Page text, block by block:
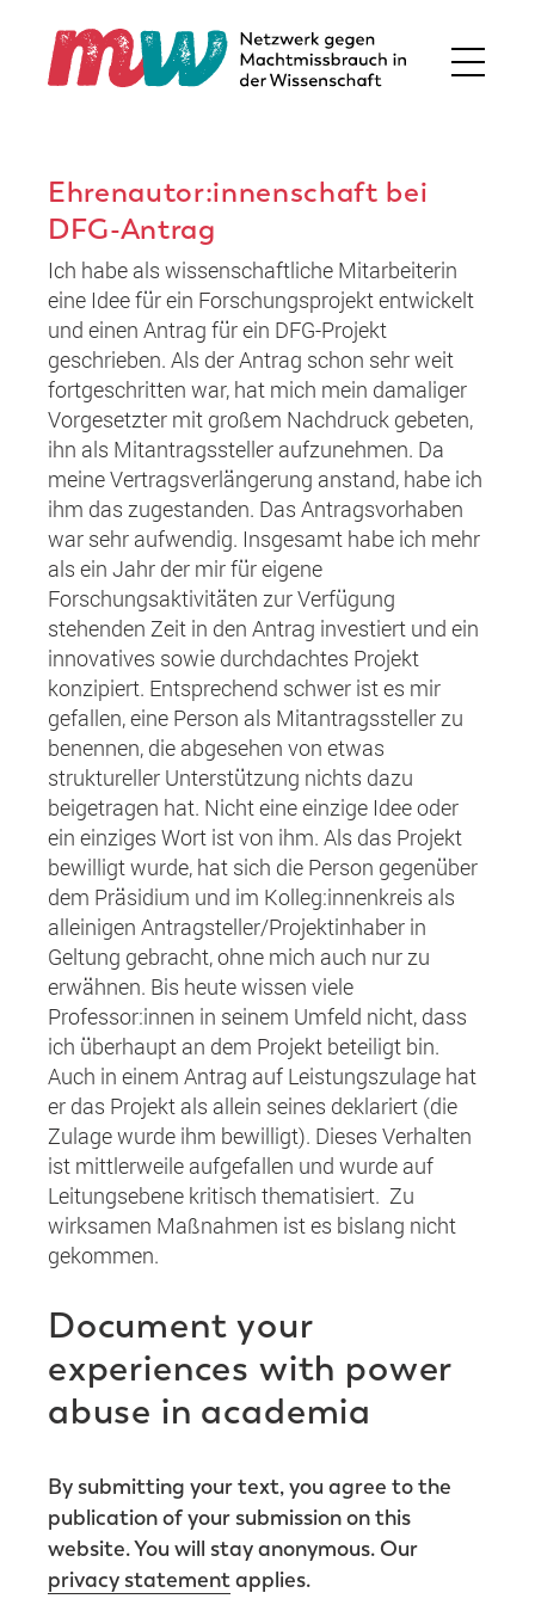
Ehrenautor:innenschaft bei
DFG-Antrag
Ich habe als wissenschaftliche Mitarbeiterin
eine Idee für ein Forschungsprojekt entwickelt
und einen Antrag für ein DFG-Projekt
geschrieben. Als der Antrag schon sehr weit
fortgeschritten war, hat mich mein damaliger
Vorgesetzter mit großem Nachdruck gebeten,
ihn als Mitantragssteller aufzunehmen. Da
meine Vertragsverlängerung anstand, habe ich
ihm das zugestanden. Das Antragsvorhaben
war sehr aufwendig. Insgesamt habe ich mehr
als ein Jahr der mir für eigene
Forschungsaktivitäten zur Verfügung
stehenden Zeit in den Antrag investiert und ein
innovatives sowie durchdachtes Projekt
konzipiert. Entsprechend schwer ist es mir
gefallen, eine Person als Mitantragssteller zu
benennen, die abgesehen von etwas
struktureller Unterstützung nichts dazu
beigetragen hat. Nicht eine einzige Idee oder
ein einziges Wort ist von ihm. Als das Projekt
bewilligt wurde, hat sich die Person gegenüber
dem Präsidium und im Kolleg:innenkreis als
alleinigen Antragsteller/Projektinhaber in
Geltung gebracht, ohne mich auch nur zu
erwähnen. Bis heute wissen viele
Professor:innen in seinem Umfeld nicht, dass
ich überhaupt an dem Projekt beteiligt bin.
Auch in einem Antrag auf Leistungszulage hat
er das Projekt als allein seines deklariert (die
Zulage wurde ihm bewilligt). Dieses Verhalten
ist mittlerweile aufgefallen und wurde auf
Leitungsebene kritisch thematisiert. Zu
wirksamen Maßnahmen ist es bislang nicht
gekommen.
Document your
experiences with power
abuse in academia
By submitting your text, you agree to the
publication of your submission on this
website. You will stay anonymous. Our
privacy statementapplies.